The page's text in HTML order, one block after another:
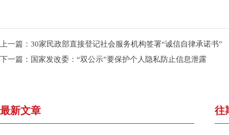
上一篇： 30家民政部直接登记社会服务机构签署“诚信自律承诺书”
下一篇： 国家发改委：“双公示”要保护个人隐私防止信息泄露
最新文章 往